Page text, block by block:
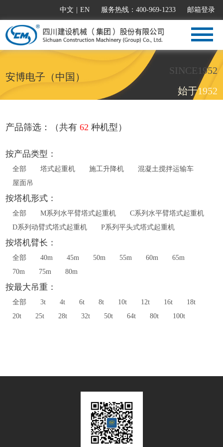
中文 EN 服务热线：400-969-1233 邮箱登录
安博电子（中国）
SINCE1952
始于1952
产品筛选：（共有62 种机型）
按产品类型：
全部 塔式起重机 施工升降机
混凝土搅拌运输车
屋面吊
按塔机形式：
全部 M系列水平臂塔式起重机
C系列水平臂塔式起重机
D系列动臂式塔式起重机
P系列平头式塔式起重机
按塔机臂长：
全部 40m 45m 50m 55m 60m
65m
70m
75m 80m
按最大吊重：
全部 3t 4t 6t 8t 10t 12t 16t
18t
20t
25t 28t 32t 50t 64t 80t 100t